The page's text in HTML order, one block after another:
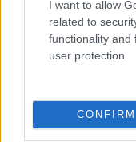
I want to allow
related to
functionality and
user protection.
CONFIRM
Αλλά και η
γιορτινή
εσωτερική,
πραγματισμού»
την είδηση για